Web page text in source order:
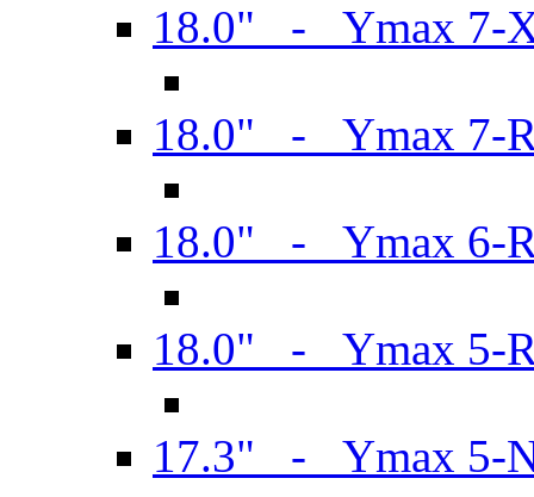
18.0" - Ymax 7-
18.0" - Ymax 7-
18.0" - Ymax 6-
18.0" - Ymax 5-
17.3" - Ymax 5-